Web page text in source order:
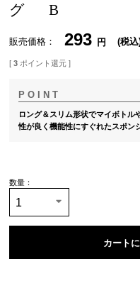
グ B
販売価格 293 税込
[ 3 ポイント還元 ]
ロング＆スリム形状でマイボトル
性が良く機能性にすぐれたスポン
カート